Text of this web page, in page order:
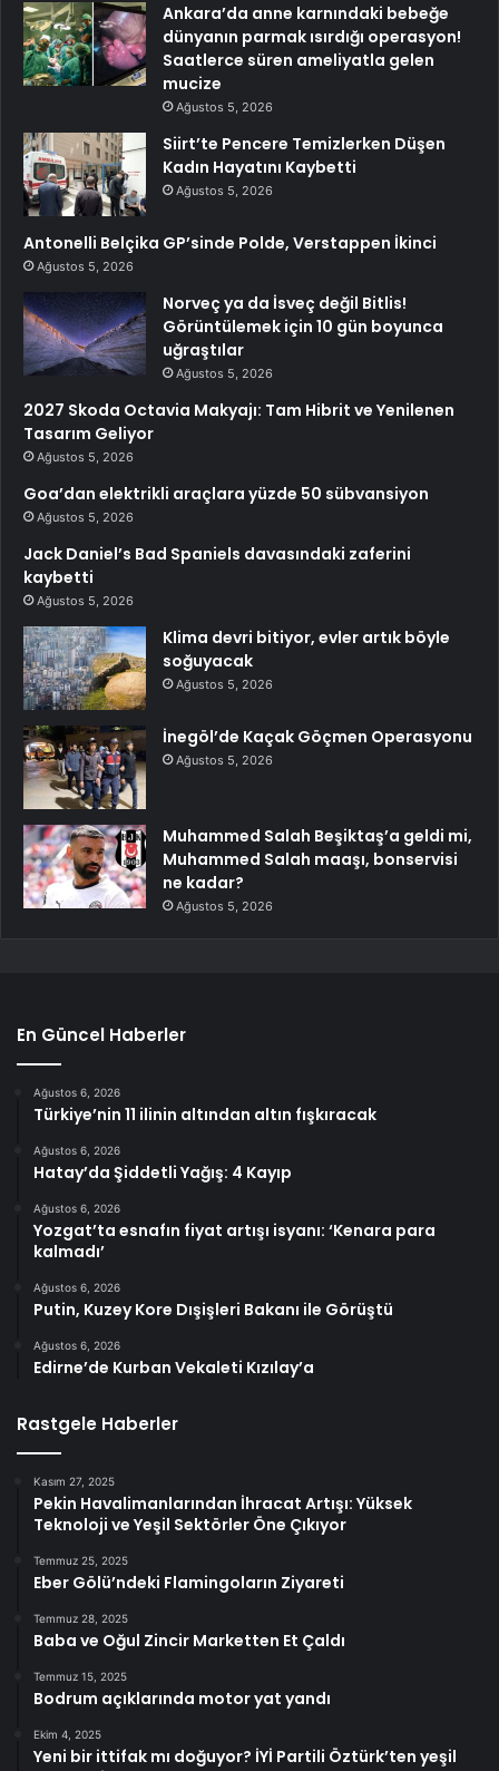
Ankara’da anne karnındaki bebeğe
dünyanın parmak ısırdığı operasyon!
Saatlerce süren ameliyatla gelen
mucize
Ağustos 5, 2026
Siirt’te Pencere Temizlerken Düşen
Kadın Hayatını Kaybetti
Ağustos 5, 2026
Antonelli Belçika GP’sinde Polde, Verstappen İkinci
Ağustos 5, 2026
Norveç ya da İsveç değil Bitlis!
Görüntülemek için 10 gün boyunca
uğraştılar
Ağustos 5, 2026
2027 Skoda Octavia Makyajı: Tam Hibrit ve Yenilenen
Tasarım Geliyor
Ağustos 5, 2026
Goa’dan elektrikli araçlara yüzde 50 sübvansiyon
Ağustos 5, 2026
Jack Daniel’s Bad Spaniels davasındaki zaferini
kaybetti
Ağustos 5, 2026
Klima devri bitiyor, evler artık böyle
soğuyacak
Ağustos 5, 2026
İnegöl’de Kaçak Göçmen Operasyonu
Ağustos 5, 2026
Muhammed Salah Beşiktaş’a geldi mi,
Muhammed Salah maaşı, bonservisi
ne kadar?
Ağustos 5, 2026
En Güncel Haberler
Ağustos 6, 2026
Türkiye’nin 11 ilinin altından altın fışkıracak
Ağustos 6, 2026
Hatay’da Şiddetli Yağış: 4 Kayıp
Ağustos 6, 2026
Yozgat’ta esnafın fiyat artışı isyanı: ‘Kenara para
kalmadı’
Ağustos 6, 2026
Putin, Kuzey Kore Dışişleri Bakanı ile Görüştü
Ağustos 6, 2026
Edirne’de Kurban Vekaleti Kızılay’a
Rastgele Haberler
Kasım 27, 2025
Pekin Havalimanlarından İhracat Artışı: Yüksek
Teknoloji ve Yeşil Sektörler Öne Çıkıyor
Temmuz 25, 2025
Eber Gölü’ndeki Flamingoların Ziyareti
Temmuz 28, 2025
Baba ve Oğul Zincir Marketten Et Çaldı
Temmuz 15, 2025
Bodrum açıklarında motor yat yandı
Ekim 4, 2025
Yeni bir ittifak mı doğuyor? İYİ Partili Öztürk’ten yeşil